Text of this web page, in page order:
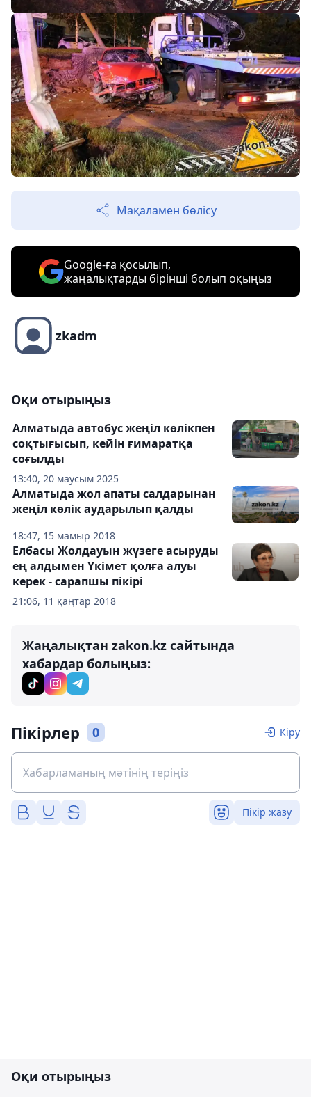
Мақаламен бөлісу
Google-ға қосылып,
жаңалықтарды бірінші болып оқыңыз
zkadm
Оқи отырыңыз
13:40, 20 маусым 2025
Алматыда автобус жеңіл көлікпен
соқтығысып, кейін ғимаратқа
соғылды
18:47, 15 мамыр 2018
Алматыда жол апаты салдарынан
жеңіл көлік аударылып қалды
21:06, 11 қаңтар 2018
Елбасы Жолдауын жүзеге асыруды
ең алдымен Үкімет қолға алуы
керек - сарапшы пікірі
Жаңалықтан zakon.kz сайтында
хабардар болыңыз:
Пікірлер 0 Кіру
Пікір жазу
Оқи отырыңыз